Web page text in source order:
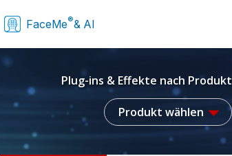
FaceMe®& AI
Plug-ins & Effekte nach Produkt
Produkt wählen